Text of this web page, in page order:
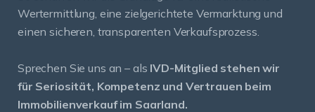
Wertermittlung, eine zielgerichtete Vermarktung und
einen sicheren, transparenten Verkaufsprozess.
Sprechen Sie uns an – als IVD-Mitglied stehen wir
für Seriosität, Kompetenz und Vertrauen beim
Immobilienverkauf im Saarland.